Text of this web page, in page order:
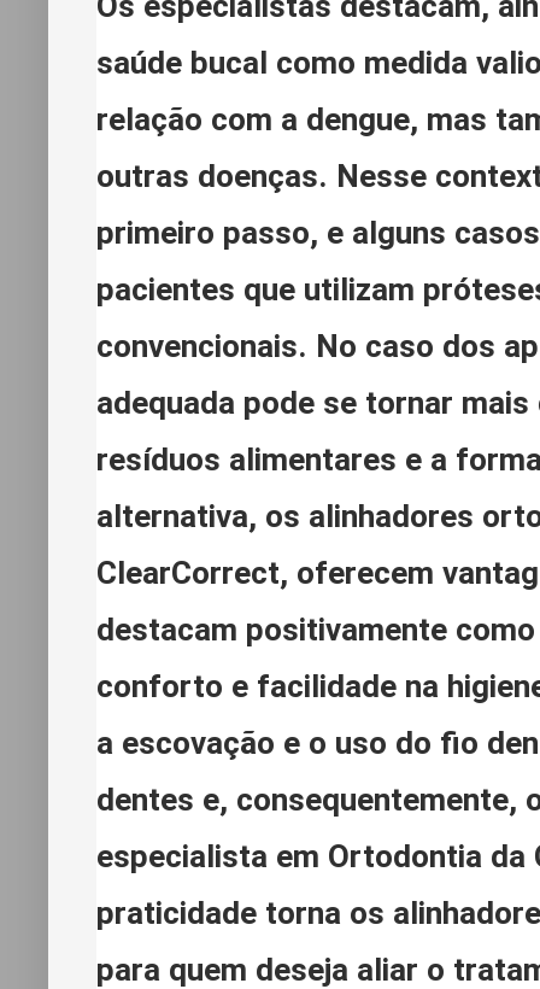
saúde bucal como medida
relação com a dengue, mas
outras doenças. Nesse
primeiro passo, e alguns
pacientes que utilizam
convencionais. No caso dos
adequada pode se tornar
resíduos alimentares e a
alternativa, os alinhadores
ClearCorrect, oferecem
destacam positivamente
conforto e facilidade na
a escovação e o uso do fio
dentes e, consequentemente,
especialista em Ortodontia da
praticidade torna os
para quem deseja aliar o